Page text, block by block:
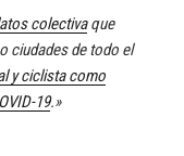
colectivaque
ciudades de todo el
y ciclista como
19.»